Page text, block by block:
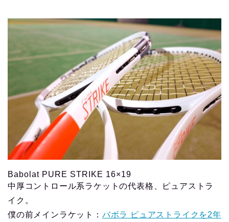
Babolat PURE STRIKE 16×19
中厚コントロール系ラケットの代表格、ピュアストラ
イク。
僕の前メインラケット： バボラ ピュアストライクを2年